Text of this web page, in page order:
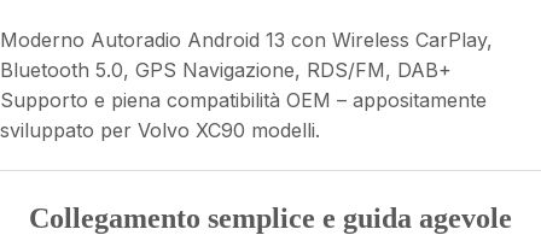
Moderno Autoradio Android 13 con Wireless CarPlay,
Bluetooth 5.0, GPS Navigazione, RDS/FM, DAB+
Supporto e piena compatibilità OEM – appositamente
sviluppato per Volvo XC90 modelli.
Collegamento semplice e guida agevole